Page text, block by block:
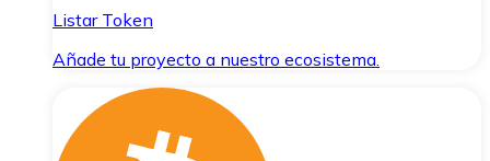
Listar Token
Añade tu proyecto a nuestro ecosistema.